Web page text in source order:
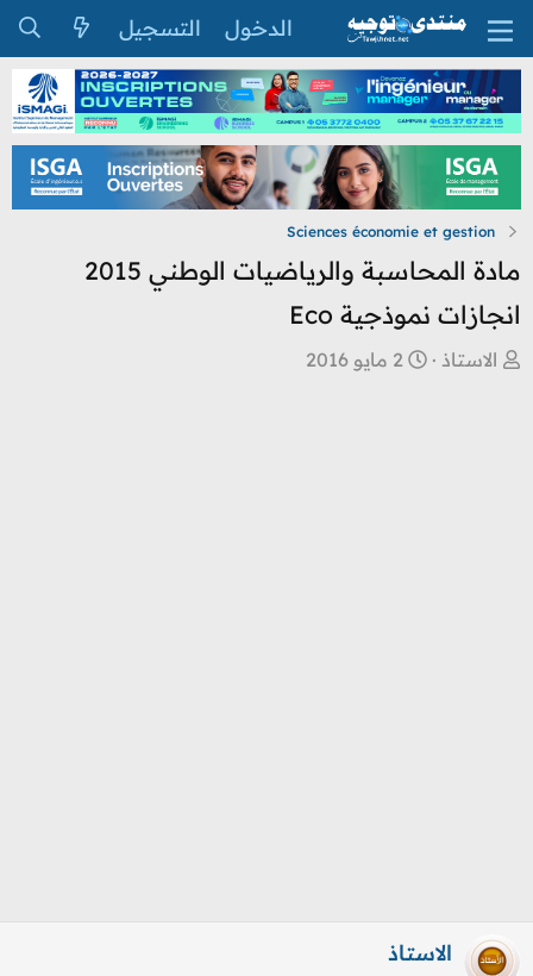
الدخول التسجيل
Sciences économie et gestion
مادة المحاسبة والرياضيات الوطني 2015
انجازات نموذجية Eco
بالاستاذ
ت2 مايو 2016
الاستاذ